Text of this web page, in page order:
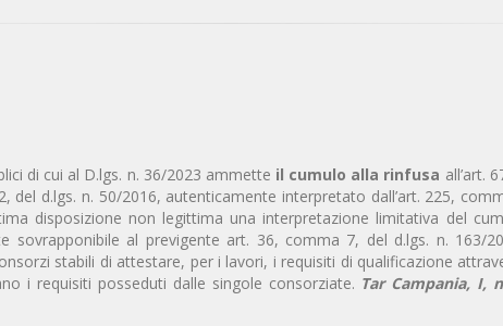
di cui al D.lgs. n. 36/2023 ammette il cumulo alla rinfusa all’art.
del d.lgs. n. 50/2016, autenticamente interpretato dall’art. 225,
disposizione non legittima una interpretazione limitativa del
sovrapponibile al previgente art. 36, comma 7, del d.lgs. n. 163/
stabili di attestare, per i lavori, i requisiti di qualificazione
i requisiti posseduti dalle singole consorziate. Tar Campania, I,